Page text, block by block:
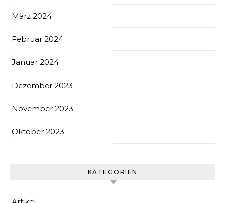
März 2024
Februar 2024
Januar 2024
Dezember 2023
November 2023
Oktober 2023
KATEGORIEN